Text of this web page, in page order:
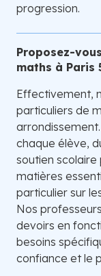
progression.
Proposez-
maths à Paris
Effectivement,
particuliers de
chaque élève,
soutien scolaire
matières
particulier sur
Nos
devoirs en
besoins
confiance et le